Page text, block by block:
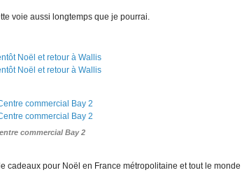
voie aussi longtemps que je pourrai.
commercial Bay 2
cadeaux pour Noël en France métropolitaine et tout le monde